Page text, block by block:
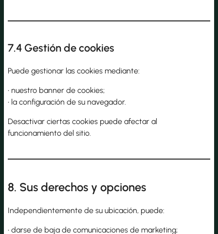
7.4 Gestión de cookies
Puede gestionar las cookies mediante:
• nuestro banner de cookies;
• la configuración de su navegador.
Desactivar ciertas cookies puede afectar al
funcionamiento del sitio.
8. Sus derechos y opciones
Independientemente de su ubicación, puede:
• darse de baja de comunicaciones de marketing;